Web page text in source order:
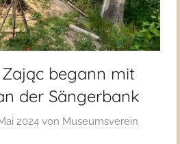
begann mit
der Sängerbank
2024 von Museumsverein